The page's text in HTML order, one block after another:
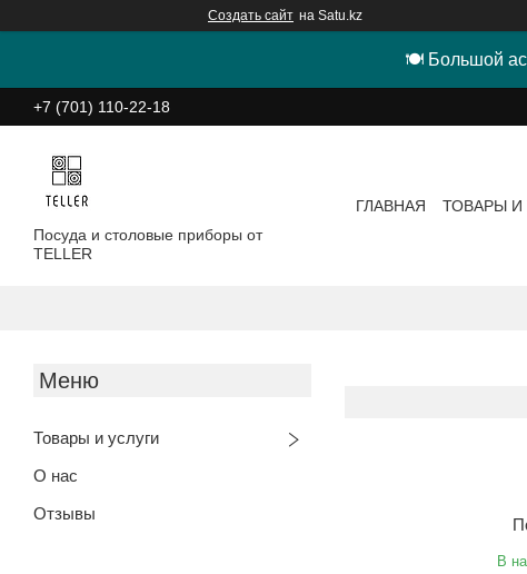
Создать сайт на Satu.kz
🍽 Большой
+7 (701) 110-22-18
Посуда и столовые приборы от
TELLER
ГЛАВНАЯ ТОВАРЫ И
Товары и услуги
О нас
Отзывы
В